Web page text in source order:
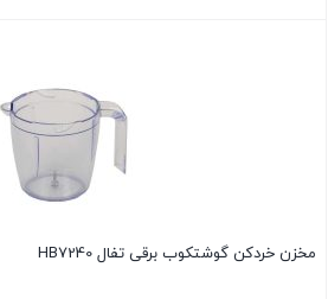
مخزن خردکن گوشتکوب برقی تفال HB7240